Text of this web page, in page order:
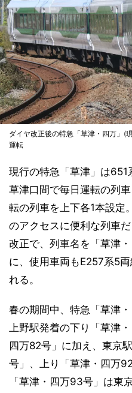
ダイヤ改正後の特急「草津・四万」(
運転
現行の特急「草津」は
草津口間で毎日運転の列
転の列車を上下各1本設定
のアクセスに便利な列車
改正で、列車名を「草津
に、使用車両もE257系5
れる。
春の期間中、特急「草津
上野駅発着の下り「草津
四万82号」に加え、東京
号」、上り「草津・四万
「草津・四万93号」は東